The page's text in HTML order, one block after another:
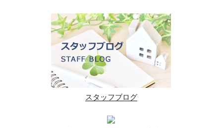
スタッフブログ